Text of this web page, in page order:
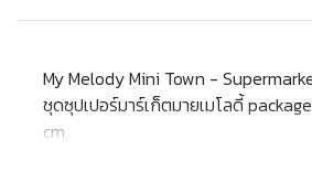
My Melody Mini Town -
ชุดซุปเปอร์มาร์เก็ตมายเมโลดี้
cm.